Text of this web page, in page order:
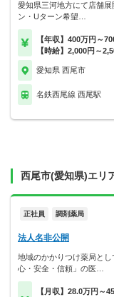
愛知県三河地方にて店舗展
ン・Uターン希望…
【年収】400万円～
【時給】2,000円～
愛知県 西尾市
名鉄西尾線 西尾駅
西尾市(愛知県)エリ
正社員 調剤薬局
法人名非公開
地域のかかりつけ薬局とし
心・安全・信頼」の医…
【月収】28.0万円～